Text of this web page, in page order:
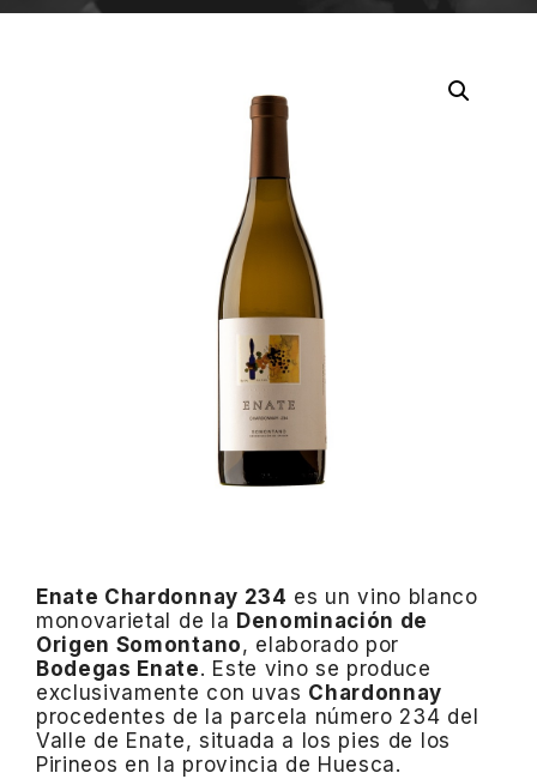
Enate Chardonnay 234 es un vino blanco
monovarietal de la Denominación de
Origen Somontano, elaborado por
Bodegas Enate. Este vino se produce
exclusivamente con uvas Chardonnay
procedentes de la parcela número 234 del
Valle de Enate, situada a los pies de los
Pirineos en la provincia de Huesca.